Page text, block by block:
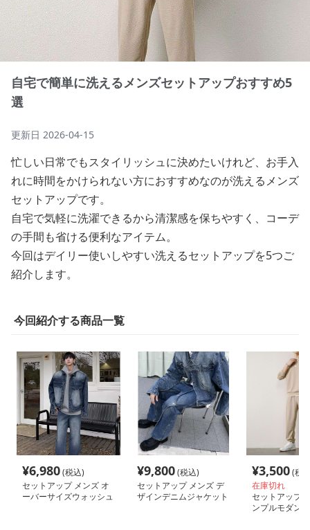
自宅で簡単に洗えるメンズセットアップおすすめ5
選
更新日 2026-04-15
忙しい日常でもスタイリッシュに決めたいけれど、お手入
れに時間をかけられない方におすすめなのが洗えるメンズ
セットアップです。
自宅で気軽に洗濯できるから清潔感を保ちやすく、コーデ
の手間も省ける便利なアイテム。
今回はデイリー使いしやすい洗えるセットアップを5つご
紹介します。
今回紹介する商品一覧
¥6,980(税込)
セットアップ メンズ オ
ーバーサイズウォッシュ
¥9,800(税込)
セットアップ メンズ デ
ザインデニムジャケット
¥3,500(税
在庫切れ
セットアップ
ンプルモダン